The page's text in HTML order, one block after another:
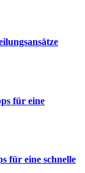
für eine
für eine schnelle